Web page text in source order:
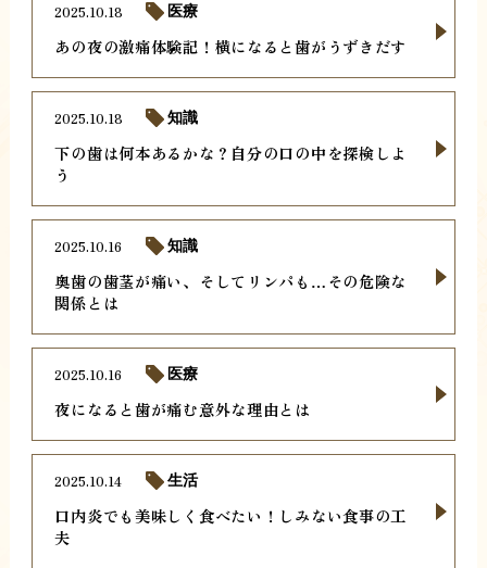
あの夜の激痛体験記！横になると歯がうずきだす
2025.10.18 医療
下の歯は何本あるかな？自分の口の中を探検しよ
う
2025.10.18 知識
奥歯の歯茎が痛い、そしてリンパも…その危険な
関係とは
2025.10.16 知識
夜になると歯が痛む意外な理由とは
2025.10.16 医療
口内炎でも美味しく食べたい！しみない食事の工
夫
2025.10.14 生活